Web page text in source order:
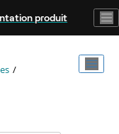
produit